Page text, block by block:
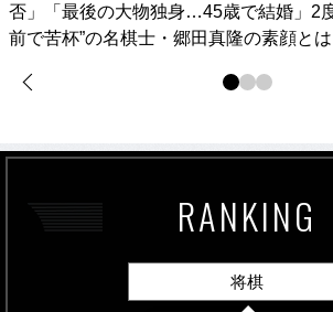
否」「最後の大物独身…45歳で結婚」2
前で苦杯”の名棋士・郷田真隆の素顔とは
RANKING
将棋